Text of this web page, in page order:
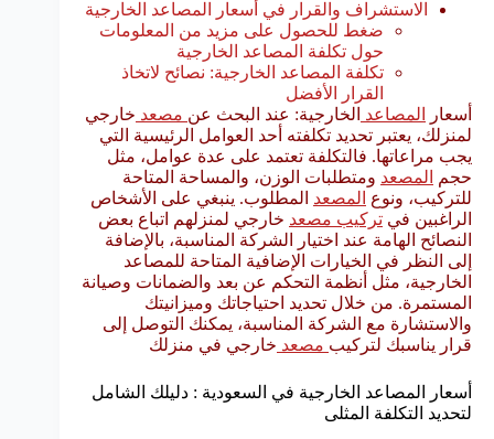
الاستشراف والقرار في أسعار المصاعد الخارجية
ضغط للحصول على مزيد من المعلومات
حول تكلفة المصاعد الخارجية
تكلفة المصاعد الخارجية: نصائح لاتخاذ
القرار الأفضل
أسعار
المصاعد الخارجية: عند البحث عن مصعد خارجي
لمنزلك، يعتبر تحديد تكلفته أحد العوامل الرئيسية التي
يجب مراعاتها. فالتكلفة تعتمد على عدة عوامل، مثل
حجم
المصعد ومتطلبات الوزن، والمساحة المتاحة
للتركيب، ونوع المصعد المطلوب. ينبغي على الأشخاص
الراغبين في تركيب مصعد خارجي لمنزلهم اتباع بعض
النصائح الهامة عند اختيار الشركة المناسبة، بالإضافة
إلى النظر في الخيارات الإضافية المتاحة للمصاعد
الخارجية، مثل أنظمة التحكم عن بعد والضمانات وصيانة
المستمرة. من خلال تحديد احتياجاتك وميزانيتك
والاستشارة مع الشركة المناسبة، يمكنك التوصل إلى
قرار يناسبك لتركيب مصعد خارجي في منزلك
أسعار المصاعد الخارجية في السعودية : دليلك الشامل
لتحديد التكلفة المثلى